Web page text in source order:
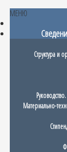
МЕНЮ
Структура и
Материально-